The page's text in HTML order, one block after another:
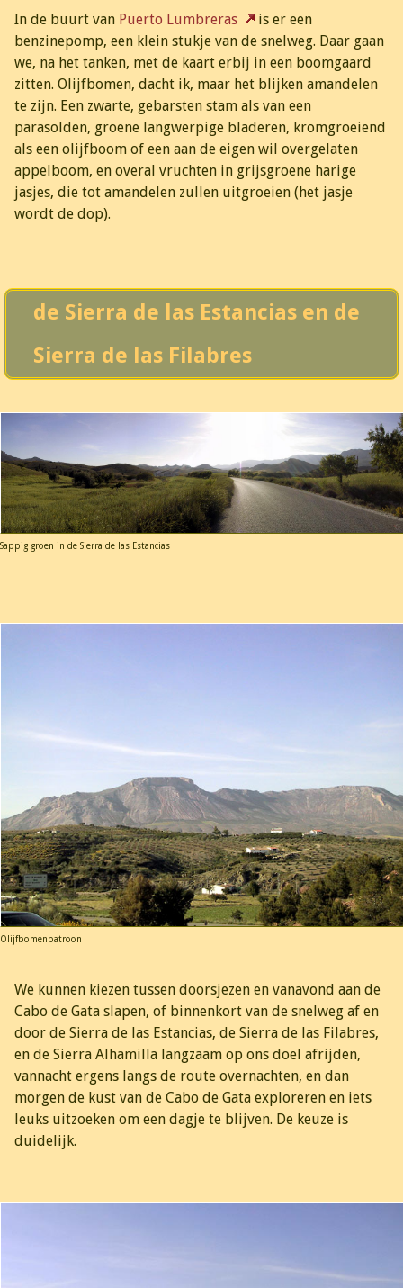
In de buurt van Puerto Lumbreras
is er een
benzinepomp, een klein stukje van de snelweg. Daar gaan
we, na het tanken, met de kaart erbij in een boomgaard
zitten. Olijfbomen, dacht ik, maar het blijken amandelen
te zijn. Een zwarte, gebarsten stam als van een
parasolden, groene langwerpige bladeren, kromgroeiend
als een olijfboom of een aan de eigen wil overgelaten
appelboom, en overal vruchten in grijsgroene harige
jasjes, die tot amandelen zullen uitgroeien (het jasje
wordt de dop).
de Sierra de las Estancias en de
Sierra de las Filabres
Sappig groen in de Sierra de las Estancias
Olijfbomenpatroon
We kunnen kiezen tussen doorsjezen en vanavond aan de
Cabo de Gata slapen, of binnenkort van de snelweg af en
door de Sierra de las Estancias, de Sierra de las Filabres,
en de Sierra Alhamilla langzaam op ons doel afrijden,
vannacht ergens langs de route overnachten, en dan
morgen de kust van de Cabo de Gata exploreren en iets
leuks uitzoeken om een dagje te blijven. De keuze is
duidelijk.